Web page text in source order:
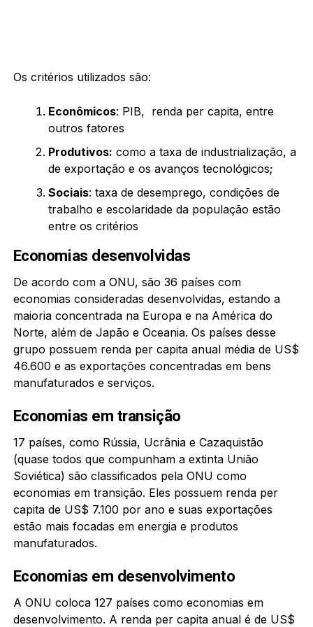
Os critérios utilizados são:
Econômicos: PIB, renda per capita, entre
outros fatores
Produtivos: como a taxa de industrialização, a
de exportação e os avanços tecnológicos;
Sociais: taxa de desemprego, condições de
trabalho e escolaridade da população estão
entre os critérios
Economias desenvolvidas
De acordo com a ONU, são 36 países com
economias consideradas desenvolvidas, estando a
maioria concentrada na Europa e na América do
Norte, além de Japão e Oceania. Os países desse
grupo possuem renda per capita anual média de US$
46.600 e as exportações concentradas em bens
manufaturados e serviços.
Economias em transição
17 países, como Rússia, Ucrânia e Cazaquistão
(quase todos que compunham a extinta União
Soviética) são classificados pela ONU como
economias em transição. Eles possuem renda per
capita de US$ 7.100 por ano e suas exportações
estão mais focadas em energia e produtos
manufaturados.
Economias em desenvolvimento
A ONU coloca 127 países como economias em
desenvolvimento. A renda per capita anual é de US$